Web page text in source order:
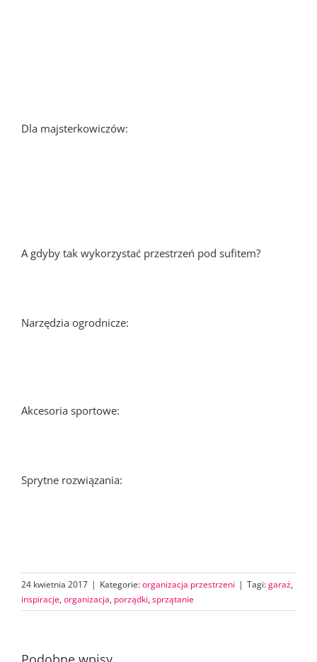
Dla majsterkowiczów:
A gdyby tak wykorzystać przestrzeń pod sufitem?
Narzędzia ogrodnicze:
Akcesoria sportowe:
Sprytne rozwiązania:
24 kwietnia 2017 | Kategorie:organizacja przestrzeni | Tagi:garaż,
inspiracje, organizacja, porządki, sprzątanie